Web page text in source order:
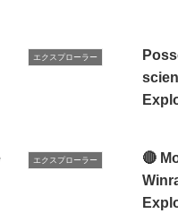
エクスプローラー
エクスプローラー
🔴